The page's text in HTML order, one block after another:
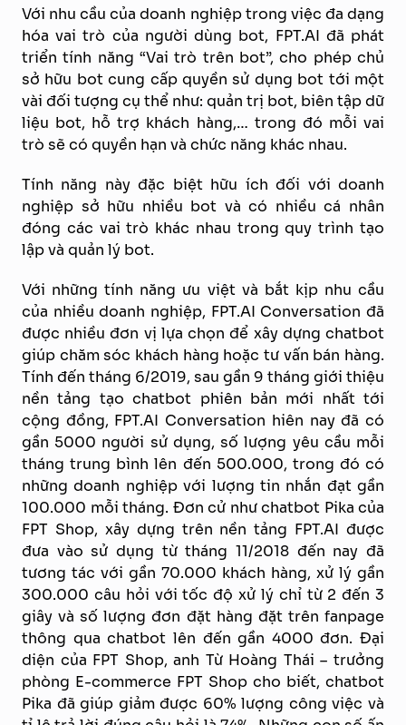
Với nhu cầu của doanh nghiệp trong việc đa dạng
hóa vai trò của người dùng bot, FPT.AI đã phát
triển tính năng “Vai trò trên bot”, cho phép chủ
sở hữu bot cung cấp quyền sử dụng bot tới một
vài đối tượng cụ thể như: quản trị bot, biên tập dữ
liệu bot, hỗ trợ khách hàng,… trong đó mỗi vai
trò sẽ có quyền hạn và chức năng khác nhau.
Tính năng này đặc biệt hữu ích đối với doanh
nghiệp sở hữu nhiều bot và có nhiều cá nhân
đóng các vai trò khác nhau trong quy trình tạo
lập và quản lý bot.
Với những tính năng ưu việt và bắt kịp nhu cầu
của nhiều doanh nghiệp, FPT.AI Conversation đã
được nhiều đơn vị lựa chọn để xây dựng chatbot
giúp chăm sóc khách hàng hoặc tư vấn bán hàng.
Tính đến tháng 6/2019, sau gần 9 tháng giới thiệu
nền tảng tạo chatbot phiên bản mới nhất tới
cộng đồng, FPT.AI Conversation hiên nay đã có
gần 5000 người sử dụng, số lượng yêu cầu mỗi
tháng trung bình lên đến 500.000, trong đó có
những doanh nghiệp với lượng tin nhắn đạt gần
100.000 mỗi tháng. Đơn cử như chatbot Pika của
FPT Shop, xây dựng trên nền tảng FPT.AI được
đưa vào sử dụng từ tháng 11/2018 đến nay đã
tương tác với gần 70.000 khách hàng, xử lý gần
300.000 câu hỏi với tốc độ xử lý chỉ từ 2 đến 3
giây và số lượng đơn đặt hàng đặt trên fanpage
thông qua chatbot lên đến gần 4000 đơn. Đại
diện của FPT Shop, anh Từ Hoàng Thái – trưởng
phòng E-commerce FPT Shop cho biết, chatbot
Pika đã giúp giảm được 60% lượng công việc và